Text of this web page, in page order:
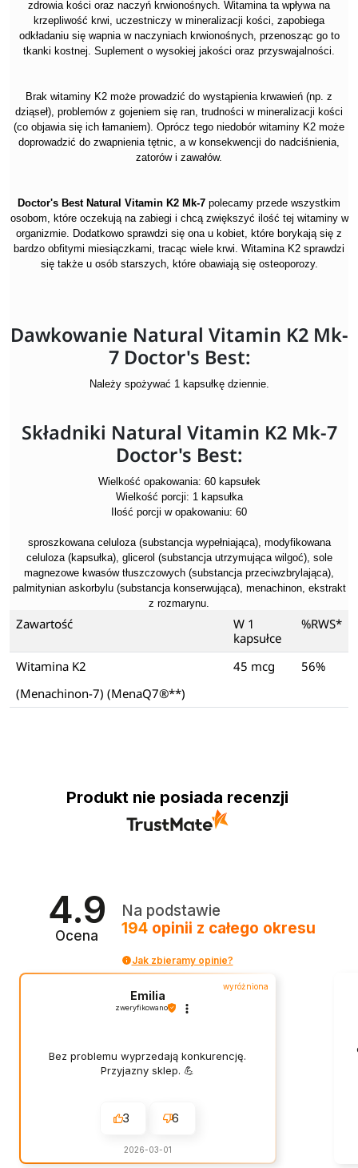
zdrowia kości oraz naczyń krwionośnych. Witamina ta wpływa na
krzepliwość krwi, uczestniczy w mineralizacji kości, zapobiega
odkładaniu się wapnia w naczyniach krwionośnych, przenosząc go to
tkanki kostnej. Suplement o wysokiej jakości oraz przyswajalności.
Brak witaminy K2 może prowadzić do wystąpienia krwawień (np. z
dziąseł), problemów z gojeniem się ran, trudności w mineralizacji kości
(co objawia się ich łamaniem). Oprócz tego niedobór witaminy K2 może
doprowadzić do zwapnienia tętnic, a w konsekwencji do nadciśnienia,
zatorów i zawałów.
Doctor's Best Natural Vitamin K2 Mk-7 polecamy przede wszystkim
osobom, które oczekują na zabiegi i chcą zwiększyć ilość tej witaminy w
organizmie. Dodatkowo sprawdzi się ona u kobiet, które borykają się z
bardzo obfitymi miesiączkami, tracąc wiele krwi. Witamina K2 sprawdzi
się także u osób starszych, które obawiają się osteoporozy.
Dawkowanie Natural Vitamin K2 Mk-
7 Doctor's Best:
Należy spożywać 1 kapsułkę dziennie.
Składniki Natural Vitamin K2 Mk-7
Doctor's Best:
Wielkość opakowania: 60 kapsułek
Wielkość porcji: 1 kapsułka
Ilość porcji w opakowaniu: 60
sproszkowana celuloza (substancja wypełniająca), modyfikowana
celuloza (kapsułka), glicerol (substancja utrzymująca wilgoć), sole
magnezowe kwasów tłuszczowych (substancja przeciwzbrylająca),
palmitynian askorbylu (substancja konserwująca), menachinon, ekstrakt
z rozmarynu.
Zawartość
W 1
kapsułce
%RWS*
Witamina K2
(Menachinon-7) (MenaQ7®**)
45 mcg 56%
Produkt nie posiada recenzji
4.9
Ocena
Na podstawie
194opinii z całego okresu
Jak zbieramy opinie?
wyróżniona
Emilia
zweryfikowano
Bez problemu wyprzedają konkurencję.
Przyjazny sklep. 💪
3 6
2026-03-01